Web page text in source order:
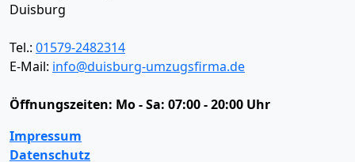
Duisburg
Tel.: 01579-2482314
E-Mail: info@duisburg-umzugsfirma.de
Öffnungszeiten: Mo - Sa: 07:00 - 20:00 Uhr
Impressum
Datenschutz